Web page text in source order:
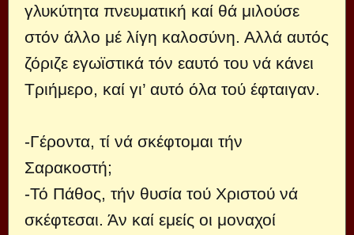
γλυκύτητα πνευματική καί θά μιλούσε
στόν άλλο μέ λίγη καλοσύνη. Αλλά αυτός
ζόριζε εγωϊστικά τόν εαυτό του νά κάνει
Τριήμερο, καί γι’ αυτό όλα τού έφταιγαν.
-Γέροντα, τί νά σκέφτομαι τήν
Σαρακοστή;
-Τό Πάθος, τήν θυσία τού Χριστού νά
σκέφτεσαι. Άν καί εμείς οι μοναχοί